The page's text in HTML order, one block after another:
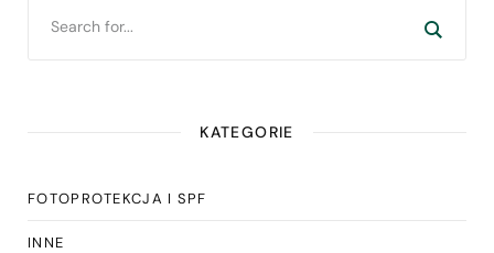
KATEGORIE
FOTOPROTEKCJA I SPF
INNE